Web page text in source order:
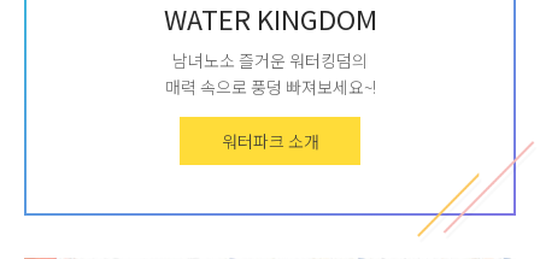
WATER KINGDOM
남녀노소 즐거운 워터킹덤의
매력 속으로 풍덩 빠져보세요~!
워터파크 소개